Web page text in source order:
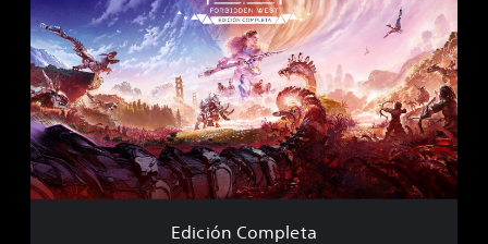
i
c
i
ó
n
C
o
m
p
l
Edición Completa